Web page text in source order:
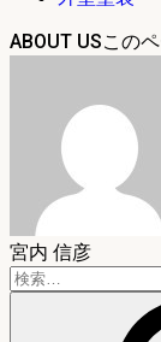
ABOUT US
宮内 信彦
検
索: